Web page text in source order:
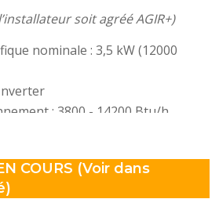
soit agréé AGIR+)
nominale : 3,5 kW (12000
: 3800 - 14200 Btu/h
1213 W
interne/externe) : 25/56dB(A)
COURS (Voir dans